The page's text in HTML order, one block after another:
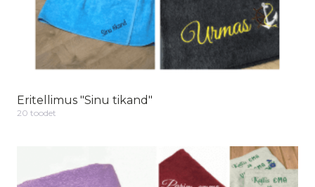
Eritellimus "Sinu tikand"
20 toodet